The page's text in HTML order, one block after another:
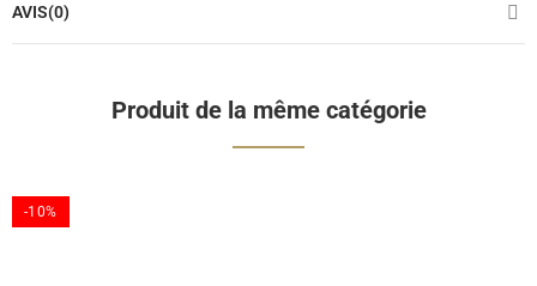
AVIS(0)
Produit de la même catégorie
-10%